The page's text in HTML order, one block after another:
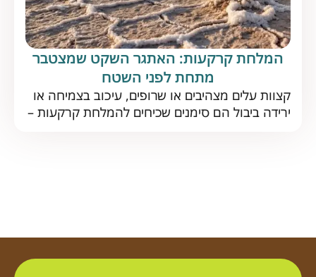
המלחת קרקעות: האתגר השקט שמצטבר
מתחת לפני השטח
קצוות עלים מצהיבים או שרופים, עיכוב בצמיחה או
ירידה ביבול הם סימנים שכיחים להמלחת קרקעות –